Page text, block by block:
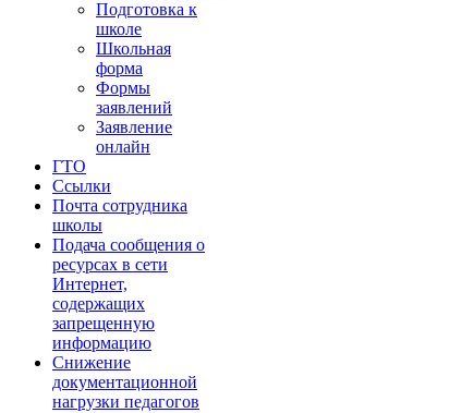
Подготовка к
школе
Школьная
форма
Формы
заявлений
Заявление
онлайн
ГТО
Ссылки
Почта сотрудника
школы
Подача сообщения о
ресурсах в сети
Интернет,
содержащих
запрещенную
информацию
Снижение
документационной
нагрузки педагогов